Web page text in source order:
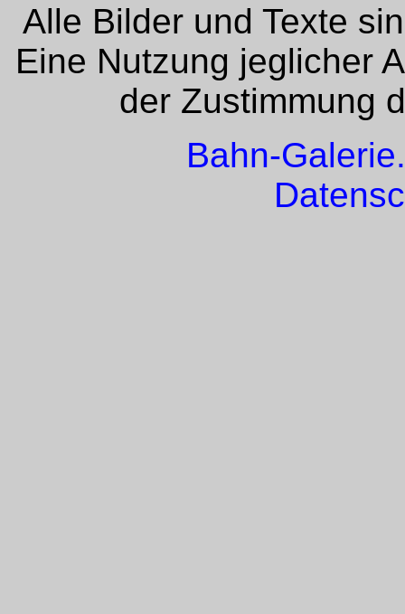
Alle Bilder und Texte
Eine Nutzung jeglicher
der Zustimmung
Bahn-